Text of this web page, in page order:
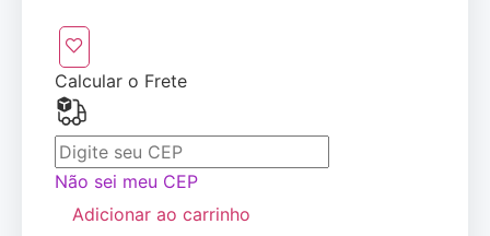
Calcular o Frete
Não sei meu CEP
Adicionar ao carrinho